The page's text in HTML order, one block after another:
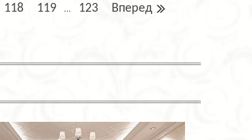
118 119 ... 123 Вперед